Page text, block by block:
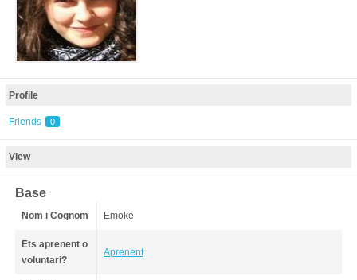
Profile
Friends 0
View
Base
Nom i Cognom Emoke
Ets aprenent o
voluntari?
Aprenent